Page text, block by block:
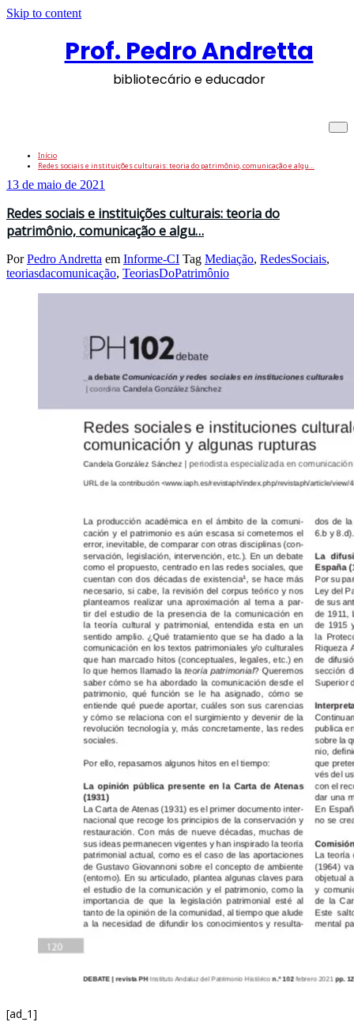
Skip to content
Prof. Pedro Andretta
bibliotecário e educador
Início
Redes sociais e instituições culturais: teoria do patrimônio, comunicação e algu…
13 de maio de 2021
Redes sociais e instituições culturais: teoria do
patrimônio, comunicação e algu…
PorPedro Andretta em Informe-CI Tag Mediação, RedesSociais,
teoriasdacomunicação, TeoriasDoPatrimônio
[ad_1]